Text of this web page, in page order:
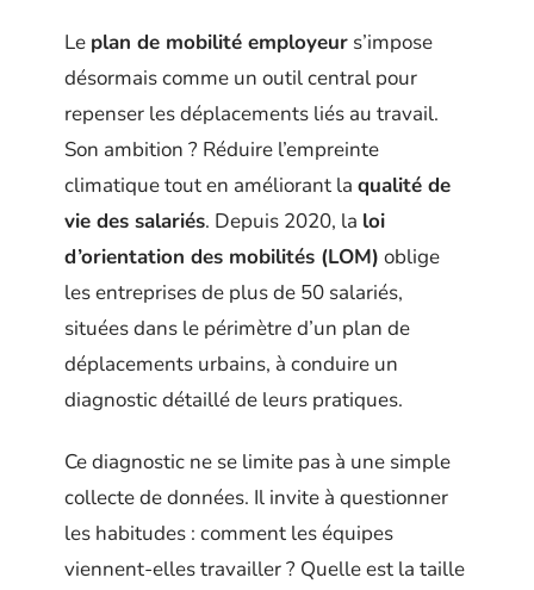
Le plan de mobilité employeur s’impose
désormais comme un outil central pour
repenser les déplacements liés au travail.
Son ambition ? Réduire l’empreinte
climatique tout en améliorant la qualité de
vie des salariés. Depuis 2020, la loi
d’orientation des mobilités (LOM) oblige
les entreprises de plus de 50 salariés,
situées dans le périmètre d’un plan de
déplacements urbains, à conduire un
diagnostic détaillé de leurs pratiques.
Ce diagnostic ne se limite pas à une simple
collecte de données. Il invite à questionner
les habitudes : comment les équipes
viennent-elles travailler ? Quelle est la taille